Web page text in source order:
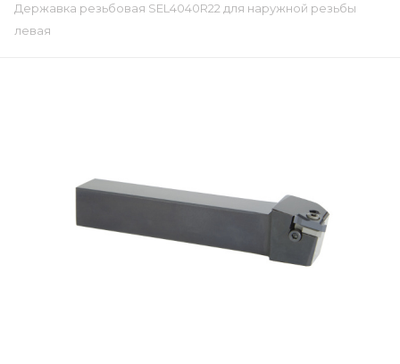
Державка резьбовая SEL4040R22 для наружной резьбы
левая